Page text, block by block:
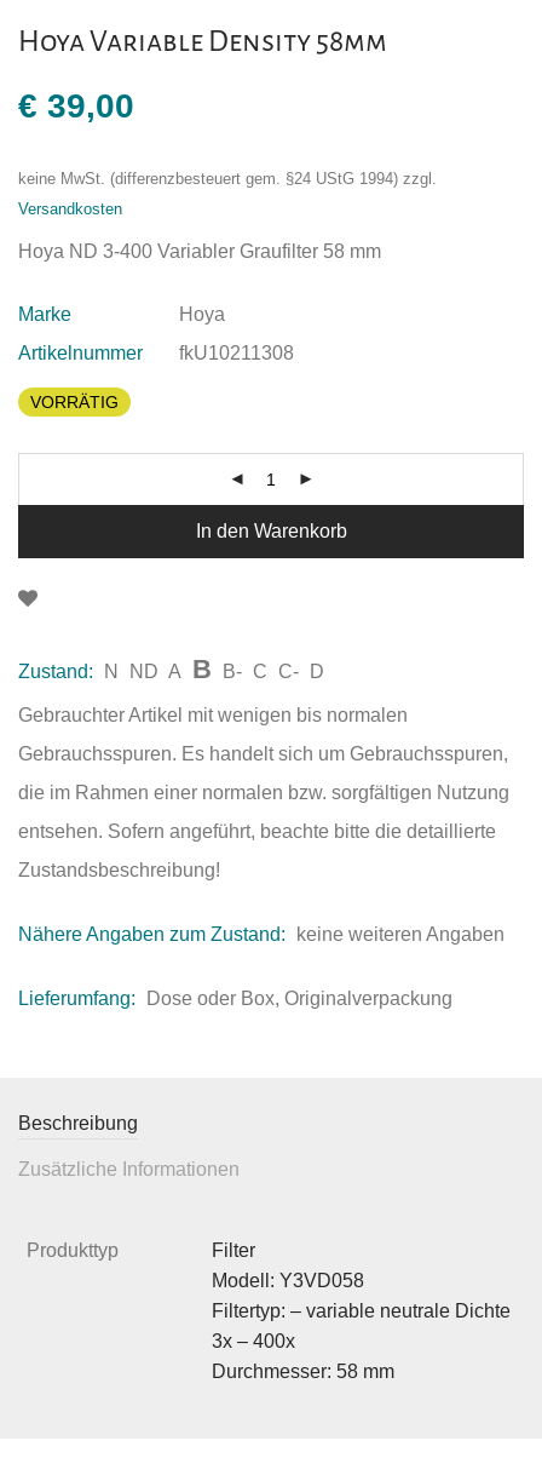
Hoya Variable Density 58mm
€ 39,00
keine MwSt. (differenzbesteuert gem. §24 UStG 1994) zzgl.
Versandkosten
Hoya ND 3-400 Variabler Graufilter 58 mm
Marke
Hoya
Artikelnummer
fkU10211308
VORRÄTIG
In den Warenkorb
Zustand: N ND A B B- C C- D
Gebrauchter Artikel mit wenigen bis normalen
Gebrauchsspuren. Es handelt sich um Gebrauchsspuren,
die im Rahmen einer normalen bzw. sorgfältigen Nutzung
entsehen. Sofern angeführt, beachte bitte die detaillierte
Zustandsbeschreibung!
Nähere Angaben zum Zustand: keine weiteren Angaben
Lieferumfang: Dose oder Box, Originalverpackung
Beschreibung
Zusätzliche Informationen
Produkttyp
Filter
Modell: Y3VD058
Filtertyp: – variable neutrale Dichte
3x – 400x
Durchmesser: 58 mm